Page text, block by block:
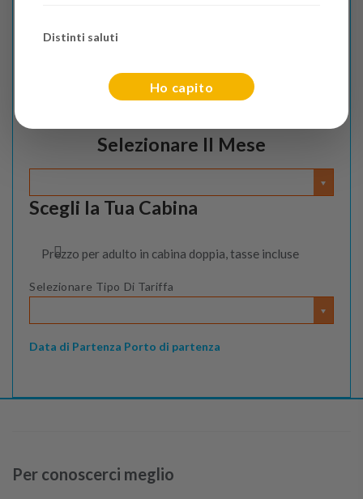
Selezionare Il Mese
Scegli la Tua Cabina
Prezzo per adulto in cabina doppia, tasse incluse
Selezionare Tipo Di Tariffa
Data di Partenza Porto di partenza
Per conoscerci meglio
Distinti saluti
Ho capito